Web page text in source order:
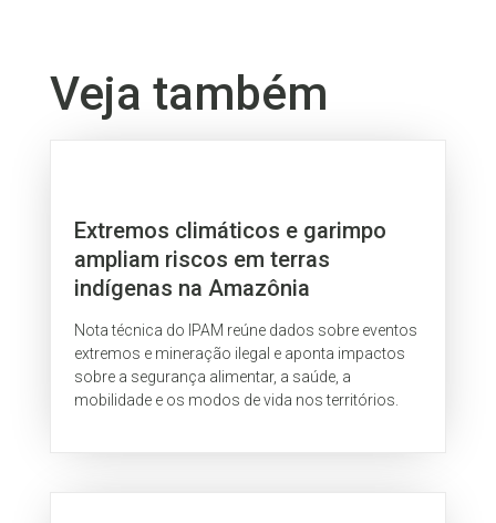
Veja também
Extremos climáticos e garimpo
ampliam riscos em terras
indígenas na Amazônia
Nota técnica do IPAM reúne dados sobre eventos
extremos e mineração ilegal e aponta impactos
sobre a segurança alimentar, a saúde, a
mobilidade e os modos de vida nos territórios.